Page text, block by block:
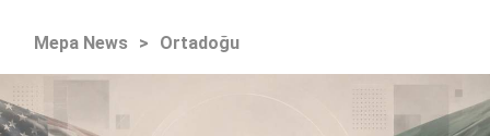
Mepa News > Ortadoğu